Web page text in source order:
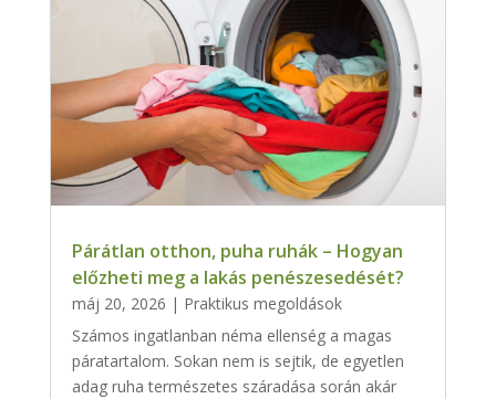
Párátlan otthon, puha ruhák – Hogyan
előzheti meg a lakás penészesedését?
máj 20, 2026 | Praktikus megoldások
Számos ingatlanban néma ellenség a magas
páratartalom. Sokan nem is sejtik, de egyetlen
adag ruha természetes száradása során akár